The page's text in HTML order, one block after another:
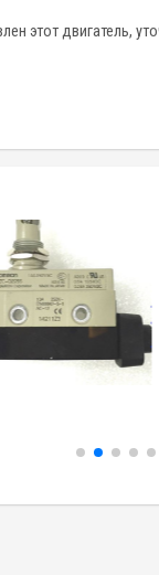
этот двигатель,